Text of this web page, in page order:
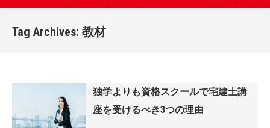
Tag Archives: 教材
独学よりも資格スクールで宅建士講
座を受けるべき3つの理由